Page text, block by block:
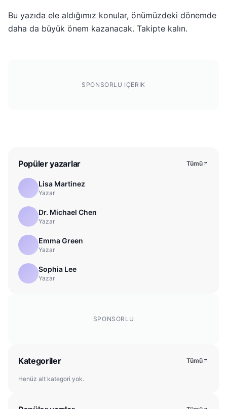
Bu yazıda ele aldığımız konular, önümüzdeki dönemde
daha da büyük önem kazanacak. Takipte kalın.
SPONSORLU IÇERIK
Popüler yazarlar Tümü
Lisa Martinez
Yazar
Dr. Michael Chen
Yazar
Emma Green
Yazar
Sophia Lee
Yazar
SPONSORLU
Kategoriler Tümü
Henüz alt kategori yok.